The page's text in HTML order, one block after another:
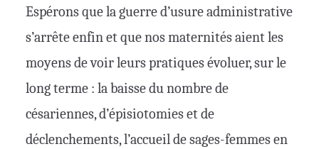
Espérons que la guerre d’usure administrative
s’arrête enfin et que nos maternités aient les
moyens de voir leurs pratiques évoluer, sur le
long terme : la baisse du nombre de
césariennes, d’épisiotomies et de
déclenchements, l’accueil de sages-femmes en